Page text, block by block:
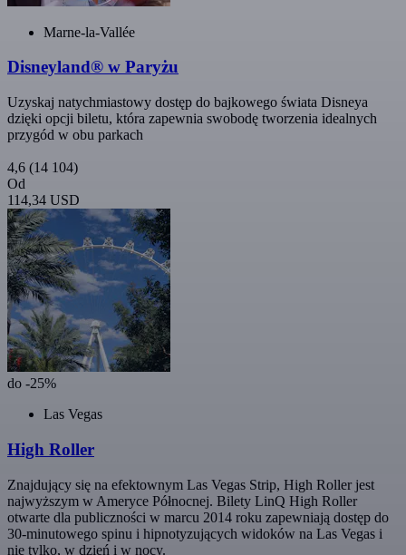
Marne-la-Vallée
Disneyland® w Paryżu
Uzyskaj natychmiastowy dostęp do bajkowego świata Disneya
dzięki opcji biletu, która zapewnia swobodę tworzenia idealnych
przygód w obu parkach
4,6 (14 104)
Od
114,34 USD
do -25%
Las Vegas
High Roller
Znajdujący się na efektownym Las Vegas Strip, High Roller jest
najwyższym w Ameryce Północnej. Bilety LinQ High Roller
otwarte dla publiczności w marcu 2014 roku zapewniają dostęp do
30-minutowego spinu i hipnotyzujących widoków na Las Vegas i
nie tylko, w dzień i w nocy.